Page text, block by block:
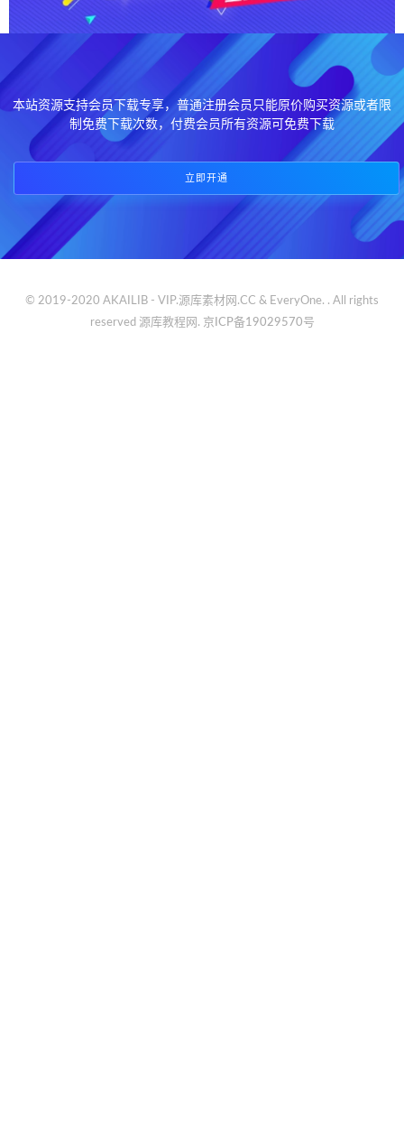
本站资源支持会员下载专享，普通注册会员只能原价购买资源或者限
制免费下载次数，付费会员所有资源可免费下载
立即开通
© 2019-2020 AKAILIB - VIP.源库素材网.CC & EveryOne. . All rights
reserved 源库教程网. 京ICP备19029570号